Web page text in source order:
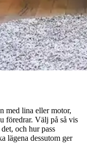
med lina eller motor,
föredrar. Välj på så vis
och hur pass
lägena dessutom ger